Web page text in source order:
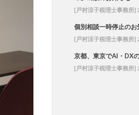
[戸村涼子税理士事務所]
個別相談一時停止のお
[戸村涼子税理士事務所
京都、東京でAI・DX
[戸村涼子税理士事務所]